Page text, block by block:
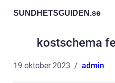
SUNDHETSGUIDEN.se
kostschema
19 oktober 2023 admin